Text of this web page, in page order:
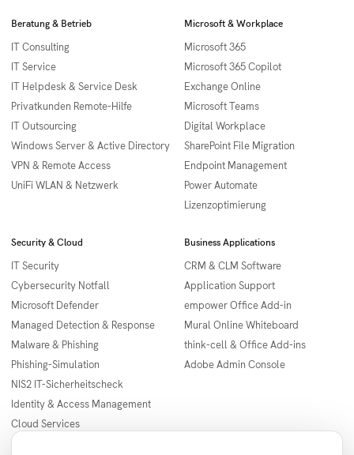
Beratung & Betrieb
IT Consulting
IT Service
IT Helpdesk & Service Desk
Privatkunden Remote-Hilfe
IT Outsourcing
Windows Server & Active Directory
VPN & Remote Access
UniFi WLAN & Netzwerk
Microsoft & Workplace
Microsoft 365
Microsoft 365 Copilot
Exchange Online
Microsoft Teams
Digital Workplace
SharePoint File Migration
Endpoint Management
Power Automate
Lizenzoptimierung
Security & Cloud
IT Security
Cybersecurity Notfall
Microsoft Defender
Managed Detection & Response
Malware & Phishing
Phishing-Simulation
NIS2 IT-Sicherheitscheck
Identity & Access Management
Cloud Services
Business Applications
CRM & CLM Software
Application Support
empower Office Add-in
Mural Online Whiteboard
think-cell & Office Add-ins
Adobe Admin Console